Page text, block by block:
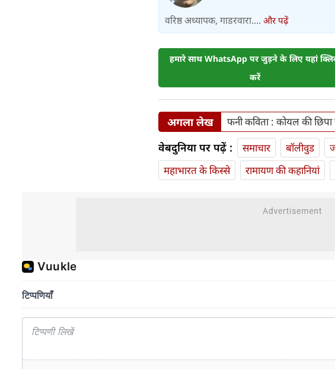
वरिष्ठ अध्यापक, गाडरवारा.... और पढ़ें
हमारे साथ WhatsApp पर जुड़ने के लिए यहां
करें
अगला लेख फनी कविता : कोयल की छिपा
वेबदुनिया पर पढ़ें : समाचार बॉलीवुड
महाभारत के किस्से
रामायण की कहानियां